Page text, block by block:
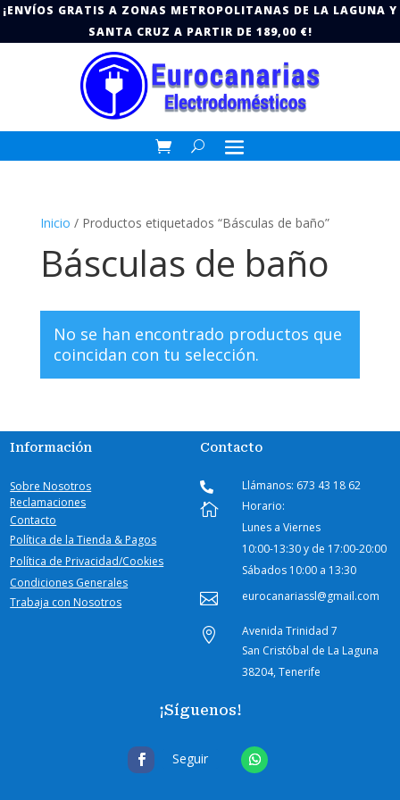
¡ENVÍOS GRATIS A ZONAS METROPOLITANAS DE LA LAGUNA Y
SANTA CRUZ A PARTIR DE 189,00 €!
Inicio / Productos etiquetados “Básculas de baño”
Básculas de baño
No se han encontrado productos que
coincidan con tu selección.
Información
Sobre Nosotros
Reclamaciones
Contacto
Política de la Tienda & Pagos
Política de Privacidad/Cookies
Condiciones Generales
Trabaja con Nosotros
Contacto
 Llámanos: 673 43 18 62

Horario:
Lunes a Viernes
10:00-13:30 y de 17:00-20:00
Sábados 10:00 a 13:30
 eurocanariassl@gmail.com

Avenida Trinidad 7
San Cristóbal de La Laguna
38204, Tenerife
¡Síguenos!
Seguir